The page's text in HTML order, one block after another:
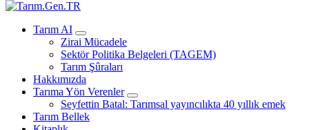
Türk Tarımının İnternetteki Adresi
Tarım AI
Zirai Mücadele
Sektör Politika Belgeleri (TAGEM)
Tarım Şûraları
Hakkımızda
Tarıma Yön Verenler
Seyfettin Batal: Tarımsal yayıncılıkta 40 yıllık emek
Tarım Bellek